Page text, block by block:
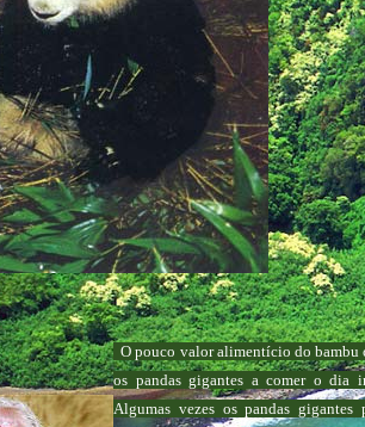
O pouco valor alimentício do bambu
os pandas gigantes a comer o dia
Algumas vezes os pandas gigantes